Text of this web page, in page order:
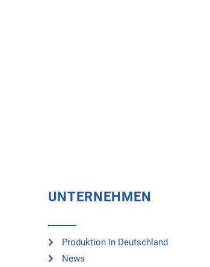
UNTERNEHMEN
Produktion in Deutschland
News